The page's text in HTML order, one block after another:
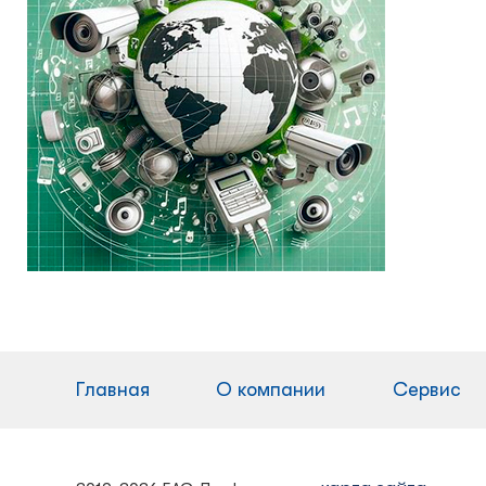
Главная О компании Сервис